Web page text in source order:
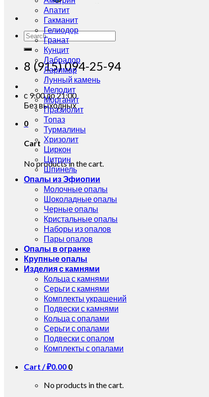
Search
for:
8 (915) 094-25-94
с 9:00 до 21:00
Без выходных
0
Cart
No products in the cart.
Апатит
Гакманит
Гелиодор
Гранат
Кунцит
Лабрадор
Ларимар
Лунный камень
Мелодит
Морганит
Празиолит
Топаз
Турмалины
Хризолит
Циркон
Цитрин
Шпинель
Опалы из Эфиопии
Молочные опалы
Шоколадные опалы
Черные опалы
Кристальные опалы
Наборы из опалов
Пары опалов
Опалы в огранке
Крупные опалы
Изделия с камнями
Кольца с камнями
Серьги с камнями
Комплекты украшений
Подвески с камнями
Кольца с опалами
Серьги с опалами
Подвески с опалом
Комплекты с опалами
Cart /₽0.00 0
No products in the cart.